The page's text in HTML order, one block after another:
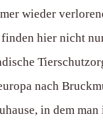
wieder
hier nicht
nach
in dem